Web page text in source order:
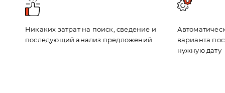
Никаких затрат на поиск, сведение и
последующий анализ предложений
варианта
нужную дату